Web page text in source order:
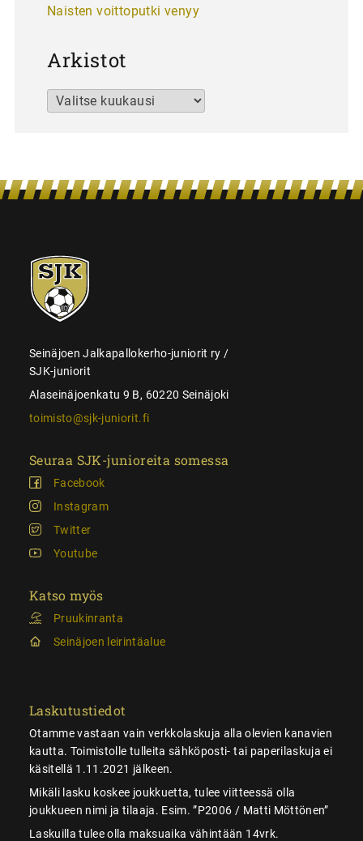
Naisten voittoputki venyy
Arkistot
Arkistot
SJK-
juniorit
Seinäjoen Jalkapallokerho-juniorit ry /
SJK-juniorit
Alaseinäjoenkatu 9 B, 60220 Seinäjoki
toimisto@sjk-juniorit.fi
Seuraa SJK-junioreita somessa
Facebook
Instagram
Twitter
Youtube
Katso myös
Pruukinranta
Seinäjoen leirintäalue
Laskutustiedot
Otamme vastaan vain verkkolaskuja alla olevien kanavien
kautta. Toimistolle tulleita sähköposti- tai paperilaskuja ei
käsitellä 1.11.2021 jälkeen.
Mikäli lasku koskee joukkuetta, tulee viitteessä olla
joukkueen nimi ja tilaaja. Esim. ”P2006 / Matti Möttönen”
Laskuilla tulee olla maksuaika vähintään 14vrk.